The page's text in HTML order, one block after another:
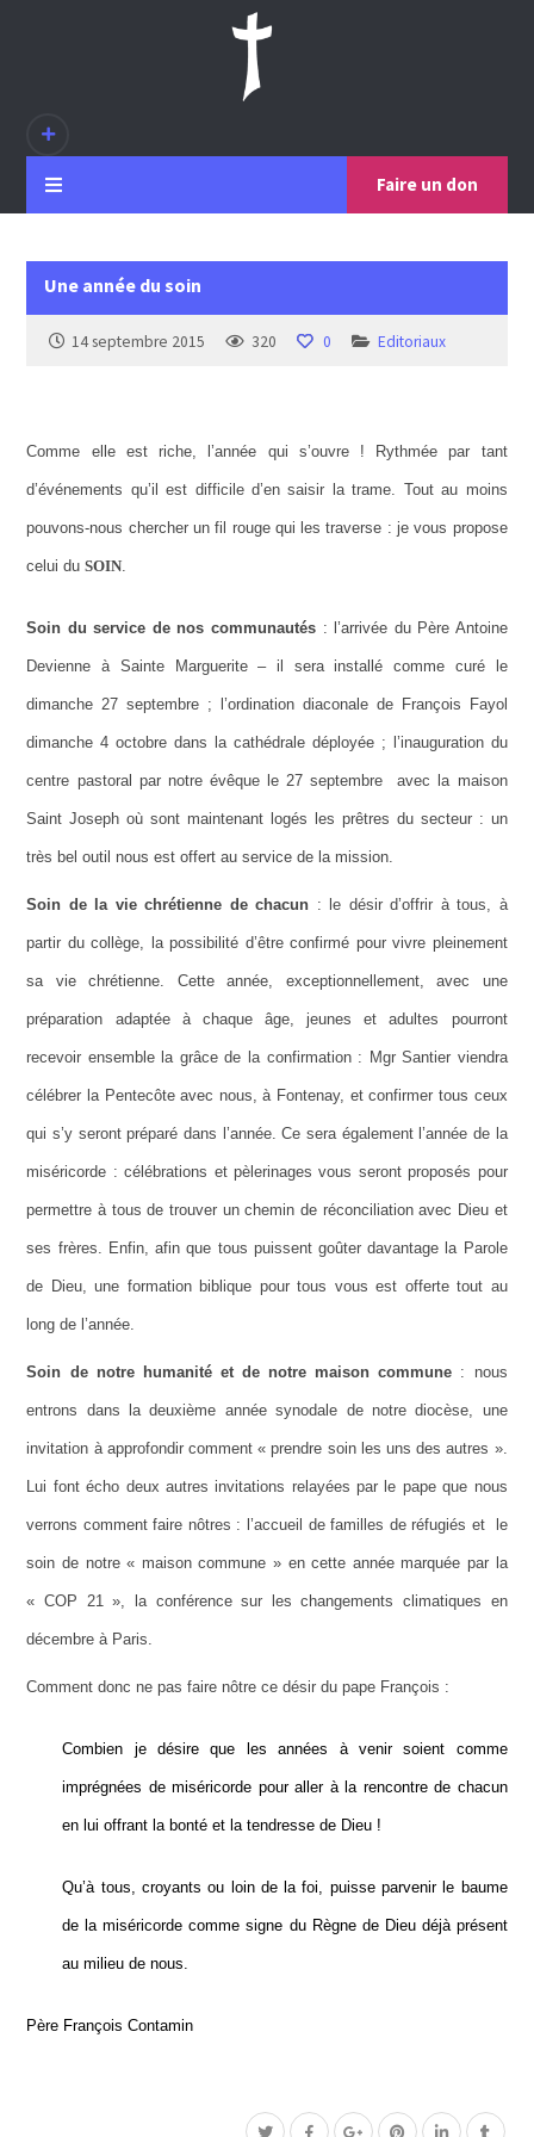
Faire un don
Une année du soin
14 septembre 2015 320 0 Editoriaux
Comme elle est riche, l’année qui s’ouvre ! Rythmée par tant
d’événements qu’il est difficile d’en saisir la trame. Tout au moins
pouvons-nous chercher un fil rouge qui les traverse : je vous propose
celui duSOIN.
Soin du service de nos communautés : l’arrivée du Père Antoine
Devienne à Sainte Marguerite – il sera installé comme curé le
dimanche 27 septembre ; l’ordination diaconale de François Fayol
dimanche 4 octobre dans la cathédrale déployée ; l’inauguration du
centre pastoral par notre évêque le 27 septembre avec la maison
Saint Joseph où sont maintenant logés les prêtres du secteur : un
très bel outil nous est offert au service de la mission.
Soin de la vie chrétienne de chacun : le désir d’offrir à tous, à
partir du collège, la possibilité d’être confirmé pour vivre pleinement
sa vie chrétienne. Cette année, exceptionnellement, avec une
préparation adaptée à chaque âge, jeunes et adultes pourront
recevoir ensemble la grâce de la confirmation : Mgr Santier viendra
célébrer la Pentecôte avec nous, à Fontenay, et confirmer tous ceux
qui s’y seront préparé dans l’année. Ce sera également l’année de la
miséricorde : célébrations et pèlerinages vous seront proposés pour
permettre à tous de trouver un chemin de réconciliation avec Dieu et
ses frères. Enfin, afin que tous puissent goûter davantage la Parole
de Dieu, une formation biblique pour tous vous est offerte tout au
long de l’année.
Soin de notre humanité et de notre maison commune : nous
entrons dans la deuxième année synodale de notre diocèse, une
invitation à approfondir comment « prendre soin les uns des autres ».
Lui font écho deux autres invitations relayées par le pape que nous
verrons comment faire nôtres : l’accueil de familles de réfugiés et le
soin de notre « maison commune » en cette année marquée par la
« COP 21 », la conférence sur les changements climatiques en
décembre à Paris.
Comment donc ne pas faire nôtre ce désir du pape François :
Combien je désire que les années à venir soient comme
imprégnées de miséricorde pour aller à la rencontre de chacun
en lui offrant la bonté et la tendresse de Dieu !
Qu’à tous, croyants ou loin de la foi, puisse parvenir le baume
de la miséricorde comme signe du Règne de Dieu déjà présent
au milieu de nous.
Père François Contamin